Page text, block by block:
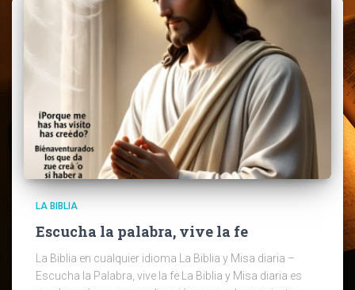
LA BIBLIA
Escucha la palabra, vive la fe
La Biblia en cualquier idioma La Biblia y Misa diaria –
Escucha la Palabra, vive la fe La Biblia y Misa diaria es